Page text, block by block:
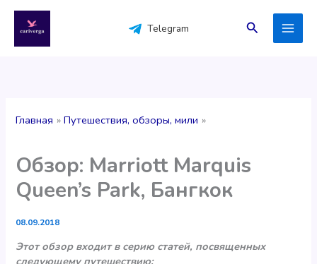
содержимому
Telegram Поиск
Главная Путешествия, обзоры, мили
Обзор: Marriott Marquis
Queen’s Park, Бангкок
08.09.2018
Этот обзор входит в серию статей, посвященных
следующему путешествию: